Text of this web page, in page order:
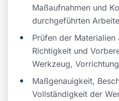
Maßaufnahmen und
durchgeführten
Prüfen der
Richtigkeit und
Werkzeug,
Maßgenauigkeit,
Vollständigkeit der